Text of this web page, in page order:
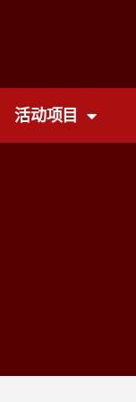
活动项目